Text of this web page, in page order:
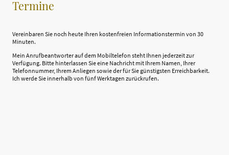
Termine
Vereinbaren Sie noch heute Ihren kostenfreien Informationstermin von 30
Minuten.
Mein Anrufbeantworter auf dem Mobiltelefon steht Ihnen jederzeit zur
Verfügung. Bitte hinterlassen Sie eine Nachricht mit Ihrem Namen, Ihrer
Telefonnummer, Ihrem Anliegen sowie der für Sie günstigsten Erreichbarkeit.
Ich werde Sie innerhalb von fünf Werktagen zurückrufen.